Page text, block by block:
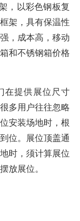
，以彩色钢板复
架，具有保温性
，成本高，移动
和不锈钢箱价格
在提供展位尺寸
多用户往往忽略
安装场地时，根
位。展位顶盖通
时，须计算展位
放展位。